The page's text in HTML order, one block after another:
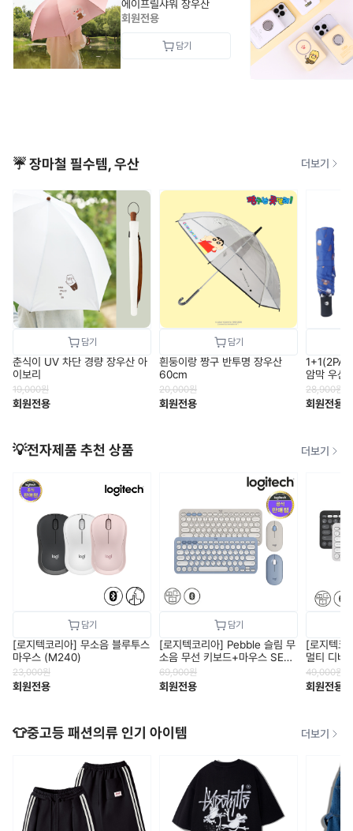
에이프릴샤워 장우산
회원전용
☔ 장마철 필수템, 우산 더보기
춘식이 UV 차단 경량 장우산 아
이보리
19,000원
회원전용
흰둥이랑 짱구 반투명 장우산
60cm
20,000원
회원전용
암막 우산
28,900원
회원전용
💡전자제품 추천 상품 더보기
[로지텍코리아] 무소음 블루투스
마우스 (M240)
23,000원
회원전용
[로지텍코리아] Pebble 슬림 무
소음 무선 키보드+마우스 SET
(K380s+M350s)
69,900원
회원전용
[로지텍코
멀티 디바
보드
49,000원
회원전용
👕중고등 패션의류 인기 아이템 더보기